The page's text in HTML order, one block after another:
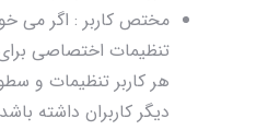
مختص کاربر : اگر می
تنظیمات اختصاصی
هر کاربر تنظیمات و
دیگر کاربران داشته